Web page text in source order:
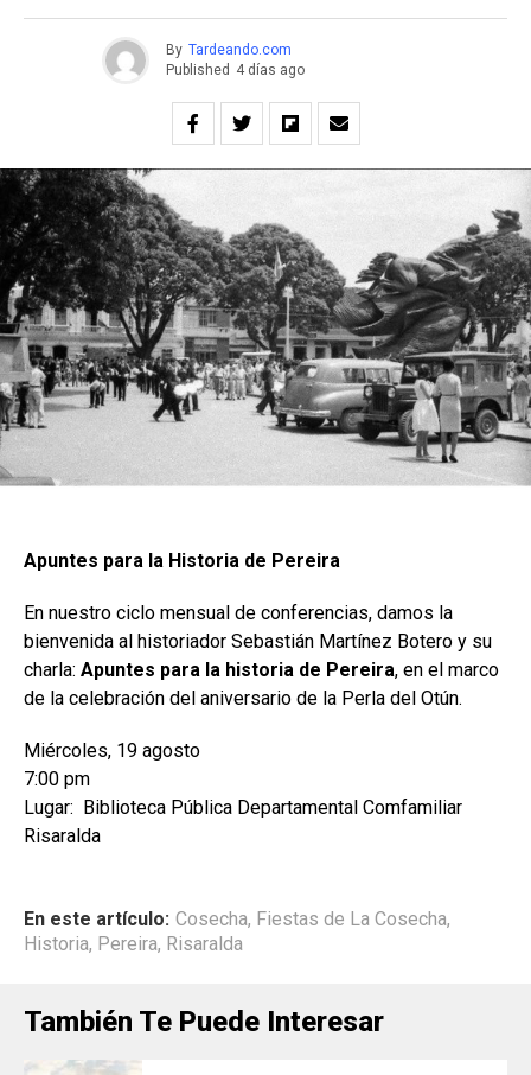
By Tardeando.com
Published 4 días ago
Apuntes para la Historia de Pereira
En nuestro ciclo mensual de conferencias, damos la
bienvenida al historiador Sebastián Martínez Botero y su
charla: Apuntes para la historia de Pereira, en el marco
de la celebración del aniversario de la Perla del Otún.
Miércoles, 19 agosto
7:00 pm
Lugar: Biblioteca Pública Departamental Comfamiliar
Risaralda
En este artículo: Cosecha, Fiestas de La Cosecha,
Historia, Pereira, Risaralda
También Te Puede Interesar